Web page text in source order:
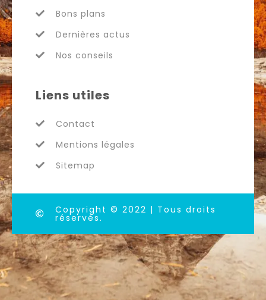
Bons plans
Dernières actus
Nos conseils
Liens utiles
Contact
Mentions légales
Sitemap
Copyright © 2022 | Tous droits
réservés.